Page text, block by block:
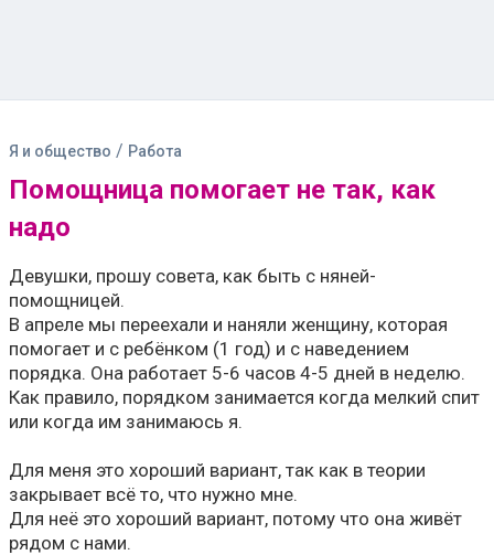
Я и общество / Работа
Помощница помогает не так, как
надо
Девушки, прошу совета, как быть с няней-
помощницей.
В апреле мы переехали и наняли женщину, которая
помогает и с ребёнком (1 год) и с наведением
порядка. Она работает 5-6 часов 4-5 дней в неделю.
Как правило, порядком занимается когда мелкий спит
или когда им занимаюсь я.
Для меня это хороший вариант, так как в теории
закрывает всё то, что нужно мне.
Для неё это хороший вариант, потому что она живёт
рядом с нами.